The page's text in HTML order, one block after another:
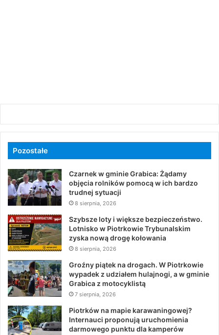
Pozostałe
Czarnek w gminie Grabica: Żądamy
objęcia rolników pomocą w ich bardzo
trudnej sytuacji
8 sierpnia, 2026
Szybsze loty i większe bezpieczeństwo.
Lotnisko w Piotrkowie Trybunalskim
zyska nową drogę kołowania
8 sierpnia, 2026
Groźny piątek na drogach. W Piotrkowie
wypadek z udziałem hulajnogi, a w gminie
Grabica z motocyklistą
7 sierpnia, 2026
Piotrków na mapie karawaningowej?
Internauci proponują uruchomienia
darmowego punktu dla kamperów